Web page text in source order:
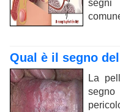
segni
Qual è il segno
La